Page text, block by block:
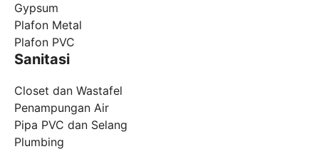
Gypsum
Plafon Metal
Plafon PVC
Sanitasi
Closet dan Wastafel
Penampungan Air
Pipa PVC dan Selang
Plumbing